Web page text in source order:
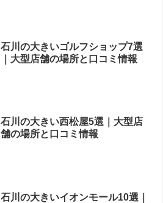
石川の大きいゴルフショップ7選
｜大型店舗の場所と口コミ情報
石川の大きい西松屋5選｜大型店
舗の場所と口コミ情報
石川の大きいイオンモール10選｜